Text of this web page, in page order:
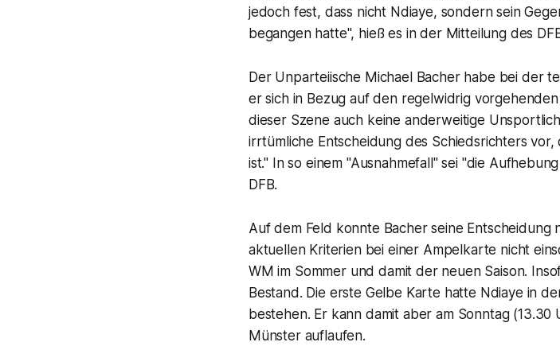
jedoch fest, dass nicht Ndiaye, sondern sein
begangen hatte", hieß es in der Mitteilung des
Der Unparteiische Michael Bacher habe bei der
er sich in Bezug auf den regelwidrig
dieser Szene auch keine anderweitige
irrtümliche Entscheidung des Schiedsrichters
ist." In so einem "Ausnahmefall" sei "die
DFB.
Auf dem Feld konnte Bacher seine Entscheidung
aktuellen Kriterien bei einer Ampelkarte nicht
WM im Sommer und damit der neuen Saison.
Bestand. Die erste Gelbe Karte hatte Ndiaye in
bestehen. Er kann damit aber am Sonntag
Münster auflaufen.